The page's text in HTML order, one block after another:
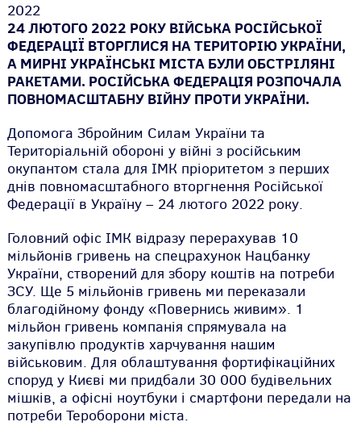
2022
24 ЛЮТОГО 2022 РОКУ ВІЙСЬКА РОСІЙСЬКОЇ
ФЕДЕРАЦІЇ ВТОРГЛИСЯ НА ТЕРИТОРІЮ УКРАЇНИ,
А МИРНІ УКРАЇНСЬКІ МІСТА БУЛИ ОБСТРІЛЯНІ
РАКЕТАМИ. РОСІЙСЬКА ФЕДЕРАЦІЯ РОЗПОЧАЛА
ПОВНОМАСШТАБНУ ВІЙНУ ПРОТИ УКРАЇНИ.
Допомога Збройним Силам України та
Територіальній обороні у війні з російським
окупантом стала для ІМК пріоритетом з перших
днів повномасштабного вторгнення Російської
Федерації в Україну – 24 лютого 2022 року.
Головний офіс ІМК відразу перерахував 10
мільйонів гривень на спецрахунок Нацбанку
України, створений для збору коштів на потреби
ЗСУ. Ще 5 мільйонів гривень ми переказали
благодійному фонду «Повернись живим». 1
мільйон гривень компанія спрямувала на
закупівлю продуктів харчування нашим
військовим. Для облаштування фортифікаційних
споруд у Києві ми придбали 30 000 будівельних
мішків, а офісні ноутбуки і смартфони передали на
потреби Тероборони міста.